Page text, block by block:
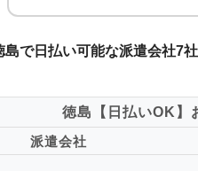
島で日払い可能な派遣会社7
徳島【日払いOK】
派遣会社